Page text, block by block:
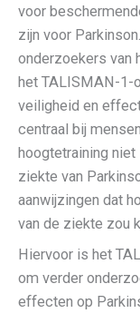
voor
zijn voor
onderzoekers van
het TALISMAN-1-
veiligheid en
centraal bij
hoogtetraining
ziekte van
aanwijzingen dat
van de ziekte zou
Hiervoor is het
om verder
effecten op